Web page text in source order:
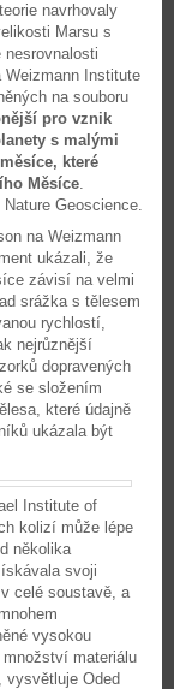
navrhovaly
Marsu s
Institute
na souboru
pro vznik
s malými
které
Měsíce.
Geoscience.
na Weizmann
ukázali, že
závisí na velmi
srážka s tělesem
rychlostí,
nejrůznější
dopravených
se složením
které údajně
ukázala být
Institute of
kolizí může lépe
několika
svoji
celé soustavě, a
vysokou
materiálu
vysvětluje Oded